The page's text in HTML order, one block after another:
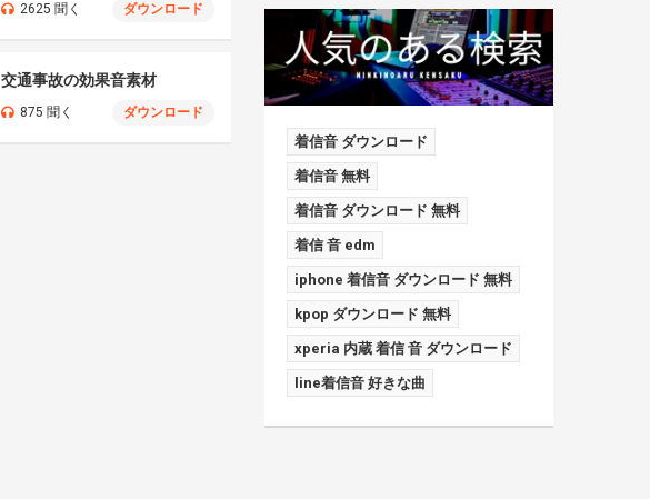
2625 聞く ダウンロード
交通事故の効果音素材
875 聞く ダウンロード
着信音 ダウンロード
着信音 無料
着信音 ダウンロード 無料
着信 音 edm
iphone 着信音 ダウンロード 無料
kpop ダウンロード 無料
xperia 内蔵 着信 音 ダウンロード
line着信音 好きな曲